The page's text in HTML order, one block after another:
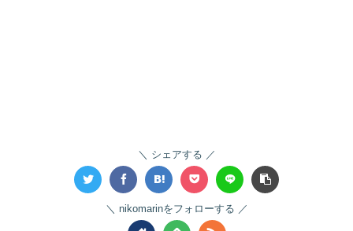
シェアする
nikomarinをフォローする